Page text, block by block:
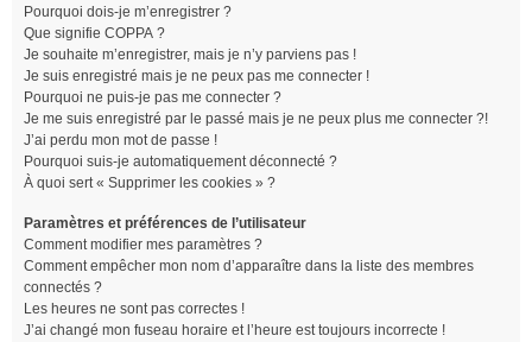
Pourquoi dois-je m’enregistrer ?
Que signifie COPPA ?
Je souhaite m’enregistrer, mais je n’y parviens pas !
Je suis enregistré mais je ne peux pas me connecter !
Pourquoi ne puis-je pas me connecter ?
Je me suis enregistré par le passé mais je ne peux plus me connecter ?!
J’ai perdu mon mot de passe !
Pourquoi suis-je automatiquement déconnecté ?
À quoi sert « Supprimer les cookies » ?
Paramètres et préférences de l’utilisateur
Comment modifier mes paramètres ?
Comment empêcher mon nom d’apparaître dans la liste des membres
connectés ?
Les heures ne sont pas correctes !
J’ai changé mon fuseau horaire et l’heure est toujours incorrecte !